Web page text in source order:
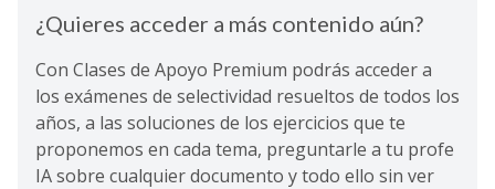
¿Quieres acceder a más contenido aún?
Con Clases de Apoyo Premium podrás acceder a
los exámenes de selectividad resueltos de todos los
años, a las soluciones de los ejercicios que te
proponemos en cada tema, preguntarle a tu profe
IA sobre cualquier documento y todo ello sin ver